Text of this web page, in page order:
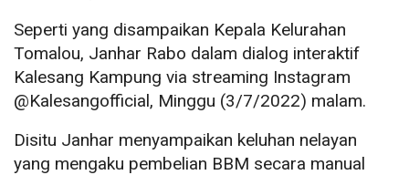
Seperti yang disampaikan Kepala Kelurahan
Tomalou, Janhar Rabo dalam dialog interaktif
Kalesang Kampung via streaming Instagram
@Kalesangofficial, Minggu (3/7/2022) malam.
Disitu Janhar menyampaikan keluhan nelayan
yang mengaku pembelian BBM secara manual